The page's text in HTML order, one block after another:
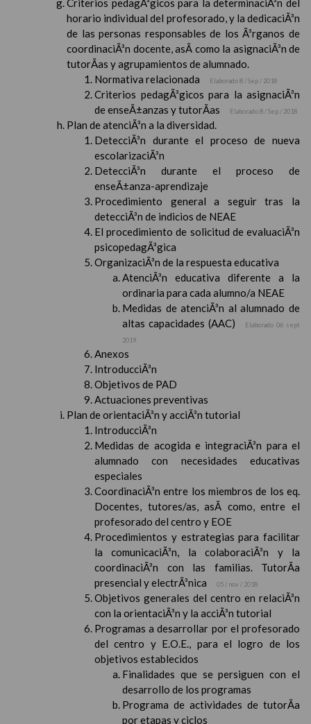
Criterios pedagÃ³gicos para la determinaciÃ³n del
horario individual del profesorado, y la dedicaciÃ³n
de las personas responsables de los Ã³rganos de
coordinaciÃ³n docente, asÃ­ como la asignaciÃ³n de
tutorÃ­as y agrupamientos de alumnado.
Normativa relacionada
Elaborado 8 / Sep / 2018
Criterios pedagÃ³gicos para la asignaciÃ³n
de enseÃ±anzas y tutorÃ­as
Elaborado 8 / Sep / 2018
Plan de atenciÃ³n a la diversidad.
DetecciÃ³n durante el proceso de nueva
escolarizaciÃ³n
DetecciÃ³n durante el proceso de
enseÃ±anza-aprendizaje
Procedimiento general a seguir tras la
detecciÃ³n de indicios de NEAE
El procedimiento de solicitud de evaluaciÃ³n
psicopedagÃ³gica
OrganizaciÃ³n de la respuesta educativa
AtenciÃ³n educativa diferente a la
ordinaria para cada alumno/a NEAE
Medidas de atenciÃ³n al alumnado de
altas capacidades (AAC)
Elaborado 06 sept
2019
Anexos
IntroducciÃ³n
Objetivos de PAD
Actuaciones preventivas
Plan de orientaciÃ³n y acciÃ³n tutorial
IntroducciÃ³n
Medidas de acogida e integraciÃ³n para el
alumnado con necesidades educativas
especiales
CoordinaciÃ³n entre los miembros de los eq.
Docentes, tutores/as, asÃ­ como, entre el
profesorado del centro y EOE
Procedimientos y estrategias para facilitar
la comunicaciÃ³n, la colaboraciÃ³n y la
coordinaciÃ³n con las familias. TutorÃ­a
presencial y electrÃ³nica
05 / nov / 2018
Objetivos generales del centro en relaciÃ³n
con la orientaciÃ³n y la acciÃ³n tutorial
Programas a desarrollar por el profesorado
del centro y E.O.E., para el logro de los
objetivos establecidos
Finalidades que se persiguen con el
desarrollo de los programas
Programa de actividades de tutorÃ­a
por etapas y ciclos